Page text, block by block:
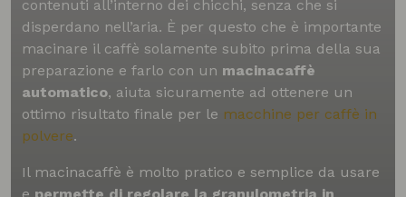
contenuti all’interno dei chicchi, senza che si
disperdano nell’aria. È per questo che è importante
macinare il caffè solamente subito prima della sua
preparazione e farlo con un macinacaffè
automatico, aiuta sicuramente ad ottenere un
ottimo risultato finale per le macchine per caffè in
polvere.
Il macinacaffè è molto pratico e semplice da usare